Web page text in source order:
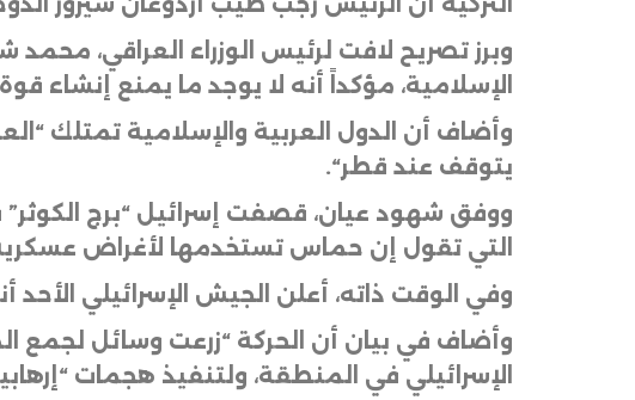
وبرز تصريح لافت لرئيس الوزراء العراقي،
الإسلامية، مؤكداً أنه لا يوجد ما يمنع إنشاء
وأضاف أن الدول العربية والإسلامية تمتلك
يتوقف عند قطر“.
ووفق شهود عيان، قصفت إسرائيل “برج
التي تقول إن حماس تستخدمها لأغراض
وفي الوقت ذاته، أعلن الجيش الإسرائيلي
وأضاف في بيان أن الحركة “زرعت وسائل لجمع
الإسرائيلي في المنطقة، ولتنفيذ هجمات